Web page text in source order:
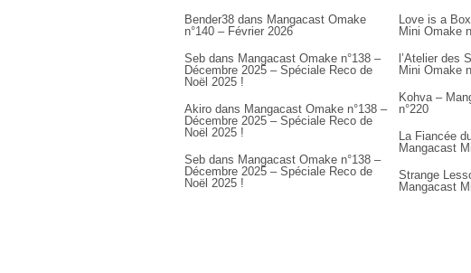
Bender38 dans Mangacast Omake
n°140 – Février 2026
Seb dans Mangacast Omake n°138 –
Décembre 2025 – Spéciale Reco de
Noël 2025 !
Akiro dans Mangacast Omake n°138 –
Décembre 2025 – Spéciale Reco de
Noël 2025 !
Seb dans Mangacast Omake n°138 –
Décembre 2025 – Spéciale Reco de
Noël 2025 !
Love is a
Mini Omake
l’Atelier des
Mini Omake
Kohva –
n°220
La Fiancée
Mangacast
Strange
Mangacast